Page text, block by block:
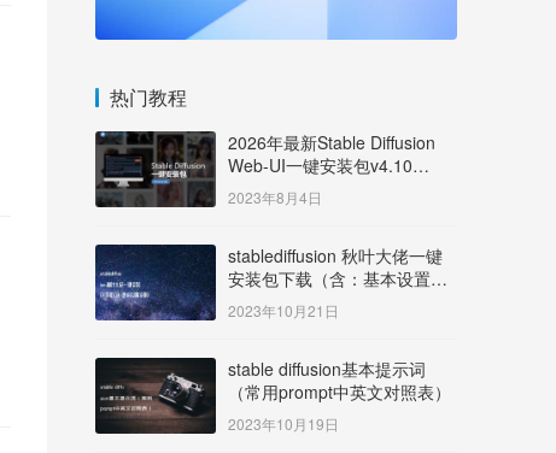
热门教程
2026年最新Stable Diffusion
Web-UI一键安装包v4.10
Windows版【支持50系显卡】
2023年8月4日
stablediffusion 秋叶大佬一键
安装包下载（含：基本设置说
明）
2023年10月21日
stable diffusion基本提示词
（常用prompt中英文对照表）
2023年10月19日